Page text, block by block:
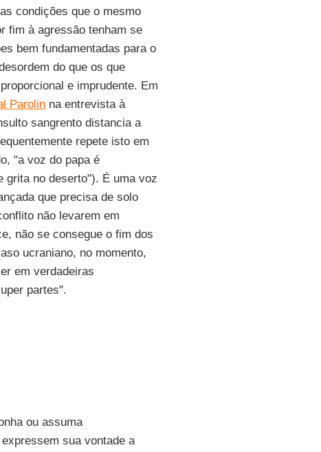
condições que o mesmo
fim à agressão tenham se
bem fundamentadas para o
do que os que
e imprudente. Em
Parolinna entrevista à
sangrento distancia a
repete isto em
"a voz do papa é
grita no deserto"). É uma voz
que precisa de solo
não levarem em
não se consegue o fim dos
ucraniano, no momento,
em verdadeiras
partes".
ou assuma
sua vontade a